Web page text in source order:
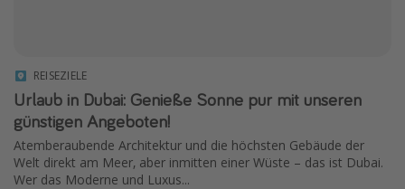
REISEZIELE
Urlaub in Dubai: Genieße Sonne pur mit unseren
günstigen Angeboten!
Atemberaubende Architektur und die höchsten Gebäude der
Welt direkt am Meer, aber inmitten einer Wüste – das ist Dubai.
Wer das Moderne und Luxus...